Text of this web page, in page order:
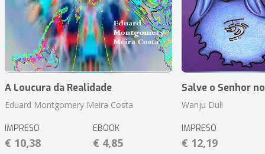
A Loucura da Realidade
Eduard Montgomery Meira Costa
IMPRESO
€ 10,38
EBOOK
€ 4,85
Salve o Senhor
Wanju Duli
IMPRESO
€ 12,19